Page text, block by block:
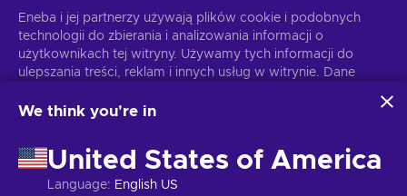
Subskrybuj
Możesz anulować subskrypcję w dowolnej chwili. Sprawdź Politykę
Eneba i jej partnerzy używają plików cookie i podobnych
technologii do zbierania i analizowania informacji o
użytkownikach tej witryny. Używamy tych informacji do
ulepszania treści, reklam i innych usług w witrynie. Dane
do personalizacji reklam.
korzystanie z tych technologii przez firmę Eneba i jej
partnerów. Zgodę można dostosować, klikając przycisk
"Dostosuj".
We think you're in
United States of America
Language: English US